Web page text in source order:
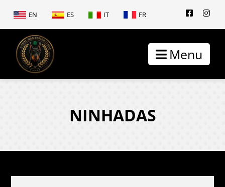
EN ES IT FR
Menu
NINHADAS